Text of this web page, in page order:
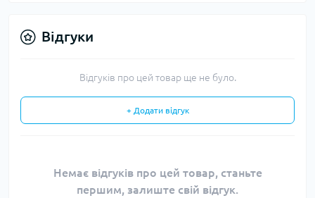
Відгуки
Відгуків про цей товар ще не було.
+ Додати відгук
Немає відгуків про цей товар, станьте
першим, залиште свій відгук.